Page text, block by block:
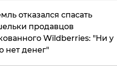
отказался спасать
продавцов
Wildberries: "Ни у
нет денег"